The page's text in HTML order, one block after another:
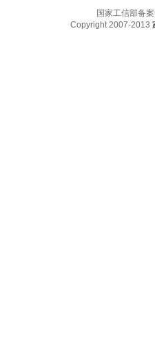
国家工信部备
Copyright 2007-2013